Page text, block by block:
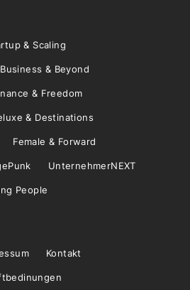
& Scaling
Business & Beyond
& Freedom
& Destinations
Female & Forward
UnternehmerNEXT
People
Kontakt